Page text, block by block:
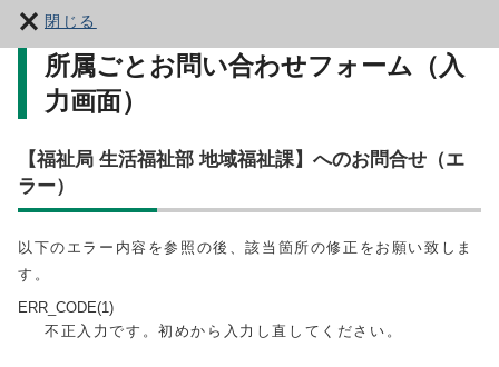
閉じる
所属ごとお問い合わせフォーム（入
力画面）
【福祉局 生活福祉部 地域福祉課】へのお問合せ（エ
ラー）
以下のエラー内容を参照の後、該当箇所の修正をお願い致しま
す。
ERR_CODE(1)
不正入力です。初めから入力し直してください。